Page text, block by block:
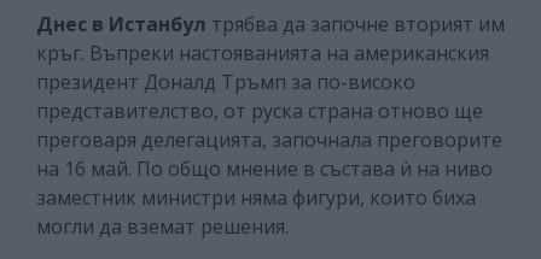
Днес в Истанбул трябва да започне вторият им
кръг. Въпреки настояванията на американския
президент Доналд Тръмп за по-високо
представителство, от руска страна отново ще
преговаря делегацията, започнала преговорите
на 16 май. По общо мнение в състава ѝ на ниво
заместник министри няма фигури, които биха
могли да вземат решения.